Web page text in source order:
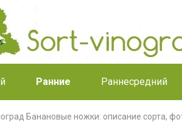
Ранние Раннесредний
Банановые ножки: описание сорта,